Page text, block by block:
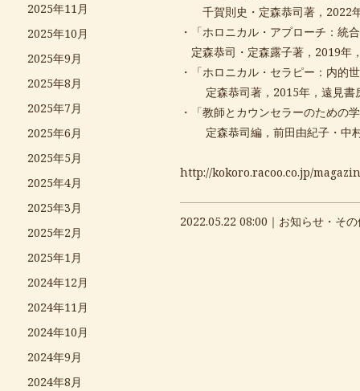
2025年11月
2025年10月
2025年9月
2025年8月
2025年7月
2025年6月
2025年5月
2025年4月
2025年3月
2025年2月
2025年1月
2024年12月
2024年11月
2024年10月
2024年9月
2024年8月
千賀則史・定森恭司著，2022
・「ホロニカル・アプローチ：統
定森恭司・定森露子著，2019年
・「ホロニカル・セラピー：内的
定森恭司著，2015年，遠見書
・「教師とカウンセラーのための
定森恭司編，前田由紀子・中村
http://kokoro.racoo.co.jp/
2022.05.22 08:00｜ お知らせ・そ